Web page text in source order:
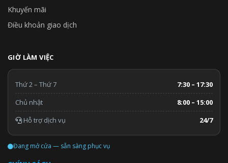
Khuyến mãi
Điều khoản giao dịch
GIỜ LÀM VIỆC
Thứ 2 – Thứ 7
7:30 – 17:30
Chủ nhật
8:00 – 15:00
Hỗ trợ dịch vụ
24/7
Đang mở cửa — sẵn sàng phục vụ